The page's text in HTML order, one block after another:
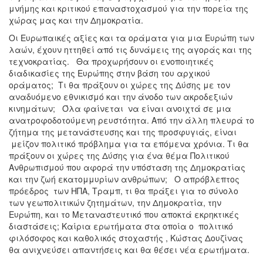
μνήμης και κριτικού επαναστοχασμού για την πορεία της
χώρας μας και την Δημοκρατία.
Οι Ευρωπαικές αξίες και τα οράματα για μια Ευρώπη των
λαών, έχουν ηττηθεί από τις δυνάμεις της αγοράς και της
τεχνοκρατίας. Θα προχωρήσουν οι ενοποιητικές
διαδικασίες της Ευρώπης στην βάση του αρχικού
οράματος; Τι θα πράξουν οι χώρες της Δύσης με τον
αναδυόμενο εθνικισμό και την άνοδο των ακροδεξιών
κινημάτων; Όλα φαίνεται να είναι ανοιχτά σε μια
ανατροφοδοτούμενη ρευστότητα. Από την άλλη πλευρά το
ζήτημα της μετανάστευσης και της προσφυγιάς, είναι
μείζον πολιτικό πρόβλημα για τα επόμενα χρόνια. Τι θα
πράξουν οι χώρες της Δύσης για ένα θέμα Πολιτικού
Ανθρωπισμού που αφορά την υπόσταση της Δημοκρατίας
και την ζωή εκατομμυρίων ανθρώπων; Ο απρόβλεπτος
πρόεδρος των ΗΠΑ, Τραμπ, τι θα πράξει για το σύνολο
των γεωπολιτικών ζητημάτων, την Δημοκρατία, την
Ευρώπη, και το Μεταναστευτικό που αποκτά εκρηκτικές
διαστάσεις; Καίρια ερωτήματα στα οποία ο πολιτικό
φιλόσοφος και καθολικός στοχαστής , Κώστας Δουζίνας
θα ανιχνεύσει απαντήσεις και θα θέσει νέα ερωτήματα.